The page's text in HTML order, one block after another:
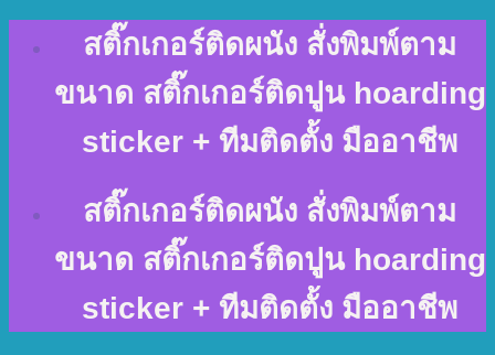
content
สติ๊กเกอร์ติดผนัง สั่งพิมพ์ตาม
ขนาด สติ๊กเกอร์ติดปูน hoarding
sticker + ทีมติดตั้ง มืออาชีพ
สติ๊กเกอร์ติดผนัง สั่งพิมพ์ตาม
ขนาด สติ๊กเกอร์ติดปูน hoarding
sticker + ทีมติดตั้ง มืออาชีพ